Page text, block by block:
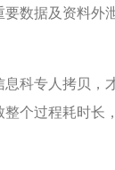
数据及资料外
科专人拷贝，
个过程耗时长